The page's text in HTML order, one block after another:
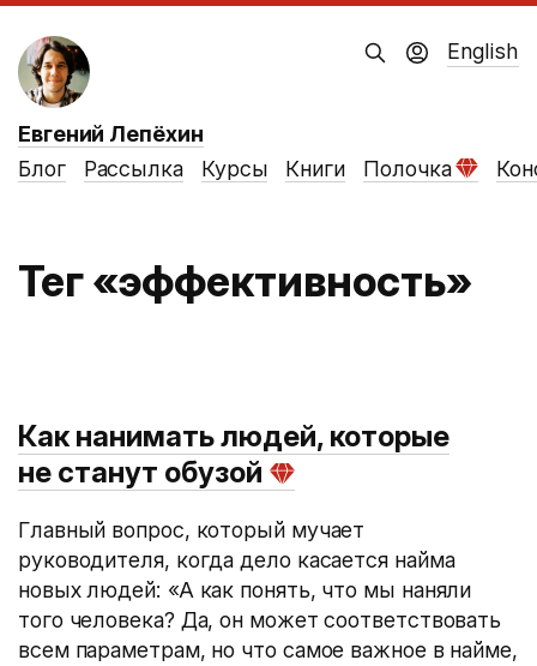
Евгений Лепёхин
Блог
Рассылка Курсы Книги Полочка
English
Тег «эффективность»
Как нанимать людей, которые
не станут обузой
Главный вопрос, который мучает
руководителя, когда дело касается найма
новых людей: «А как понять, что мы наняли
того человека? Да, он может соответствовать
всем параметрам, но что самое важное в найме,